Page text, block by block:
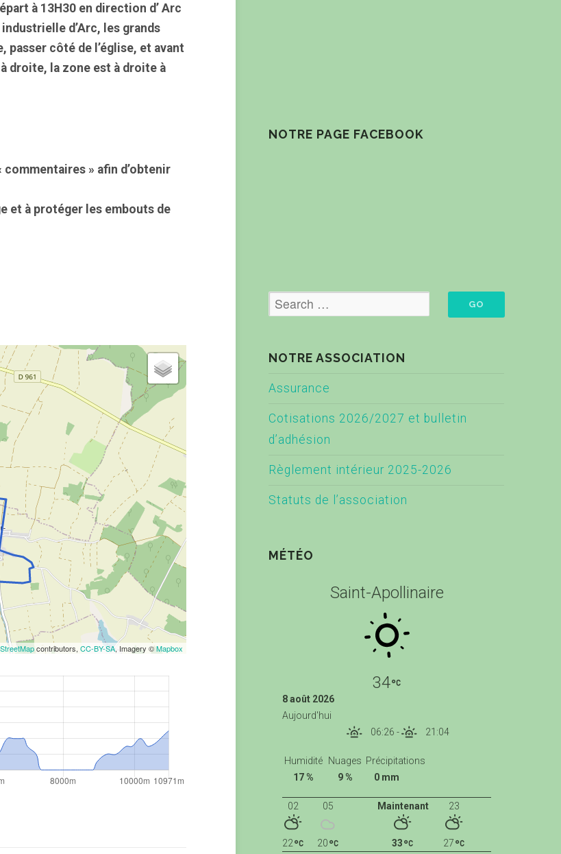
à 13H30 en direction d’ Arc
d’Arc, les grands
côté de l’église, et avant
droite, la zone est à droite à
» afin d’obtenir
et à protéger les embouts de
contributors,CC-BY-SA, Imagery ©Mapbox
NOTRE PAGE FACEBOOK
NOTRE ASSOCIATION
Assurance
Cotisations 2026/2027 et bulletin
d’adhésion
Règlement intérieur 2025-2026
Statuts de l’association
MÉTÉO
Saint-Apollinaire
34
8 août 2026
Aujourd'hui
06:26 - 21:04
Humidité
17 %
Nuages
9 %
Précipitations
0 mm
Maintenant
33
23
27
02
22
05
20